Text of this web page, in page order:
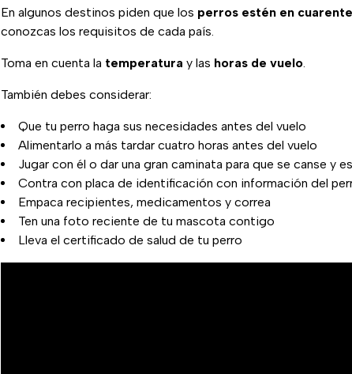
En algunos destinos piden que los perros estén en
conozcas los requisitos de cada país.
Toma en cuenta la temperatura y las horas de vuelo.
También debes considerar:
Que tu perro haga sus necesidades antes del vuelo
Alimentarlo a más tardar cuatro horas antes del vuelo
Jugar con él o dar una gran caminata para que se canse y
Contra con placa de identificación con información del
Empaca recipientes, medicamentos y correa
Ten una foto reciente de tu mascota contigo
Lleva el certificado de salud de tu perro